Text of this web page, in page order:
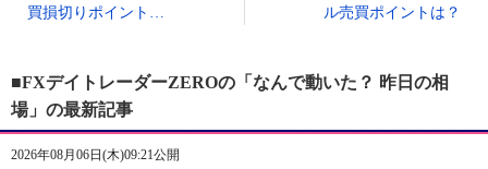
買損切りポイント…
ル売買ポイントは？
■FXデイトレーダーZEROの「なんで動いた？ 昨日の相
場」の最新記事
2026年08月06日(木)09:21公開